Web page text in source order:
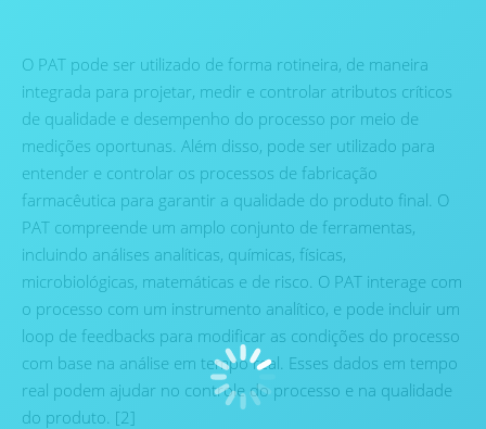
O PAT pode ser utilizado de forma rotineira, de maneira
integrada para projetar, medir e controlar atributos críticos
de qualidade e desempenho do processo por meio de
medições oportunas. Além disso, pode ser utilizado para
entender e controlar os processos de fabricação
farmacêutica para garantir a qualidade do produto final. O
PAT compreende um amplo conjunto de ferramentas,
incluindo análises analíticas, químicas, físicas,
microbiológicas, matemáticas e de risco. O PAT interage com
o processo com um instrumento analítico, e pode incluir um
loop de feedbacks para modificar as condições do processo
com base na análise em tempo real. Esses dados em tempo
real podem ajudar no controle do processo e na qualidade
do produto. [2]